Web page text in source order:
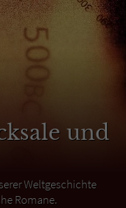
und
Weltgeschichte
Romane.